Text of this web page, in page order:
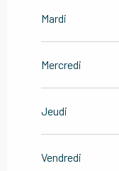
Mardi
Mercredi
Jeudi
Vendredi